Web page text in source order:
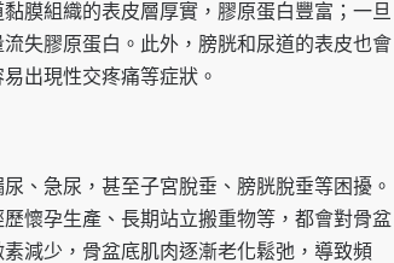
膜組織的表皮層厚實，膠原蛋白豐富；一旦
失膠原蛋白。此外，膀胱和尿道的表皮也會
出現性交疼痛等症狀。
、急尿，甚至子宮脫垂、膀胱脫垂等困擾。
懷孕生產、長期站立搬重物等，都會對骨盆
減少，骨盆底肌肉逐漸老化鬆弛，導致頻